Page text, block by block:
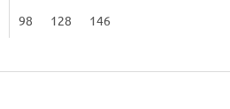
98 128 146